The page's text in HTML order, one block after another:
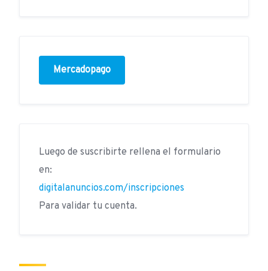
Mercadopago
Luego de suscribirte rellena el formulario
en:
digitalanuncios.com/inscripciones
Para validar tu cuenta.